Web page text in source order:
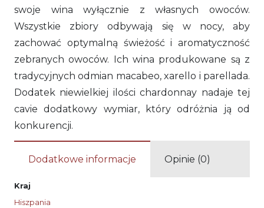
swoje wina wyłącznie z własnych owoców.
Wszystkie zbiory odbywają się w nocy, aby
zachować optymalną świeżość i aromatyczność
zebranych owoców. Ich wina produkowane są z
tradycyjnych odmian macabeo, xarello i parellada.
Dodatek niewielkiej ilości chardonnay nadaje tej
cavie dodatkowy wymiar, który odróżnia ją od
konkurencji.
Dodatkowe informacje Opinie (0)
Kraj
Hiszpania